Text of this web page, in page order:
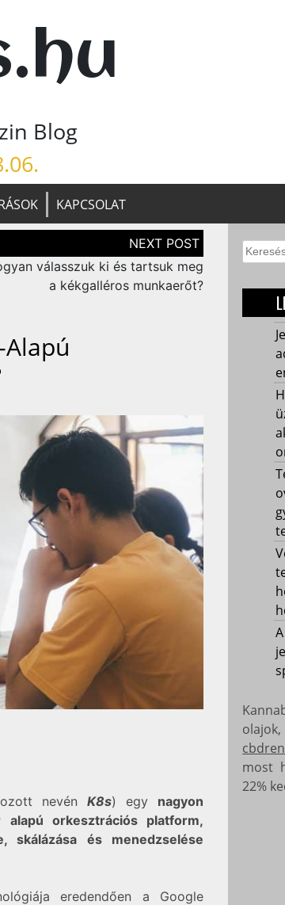
Blog
KAPCSOLAT
válasszuk ki és tartsuk meg
a kékgalléros munkaerőt?
nevénK8s) egy nagyon
orkesztrációs platform,
skálázása és menedzselése
eredendően a Google
most
22%